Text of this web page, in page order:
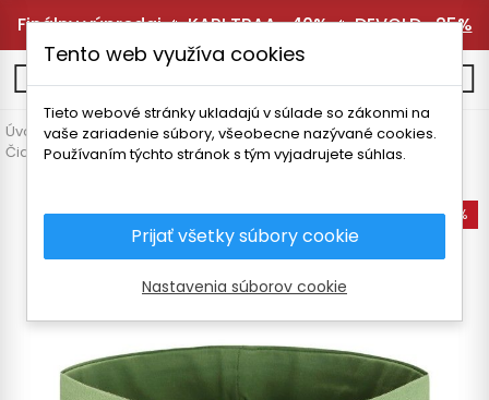
Finálny výpredaj 🔥KARI TRAA -40%🔥DEVOLD -25%
Úvodná stránka Detské oblečenie
Doplnky
Čiapky a čelenky
SKOGSTAD TROLLA DETSKÁ ČELENKA
-45%
Tento web využíva cookies
Tieto webové stránky ukladajú v súlade so zákonmi na
vaše zariadenie súbory, všeobecne nazývané cookies.
Používaním týchto stránok s tým vyjadrujete súhlas.
Prijať všetky súbory cookie
Nastavenia súborov cookie